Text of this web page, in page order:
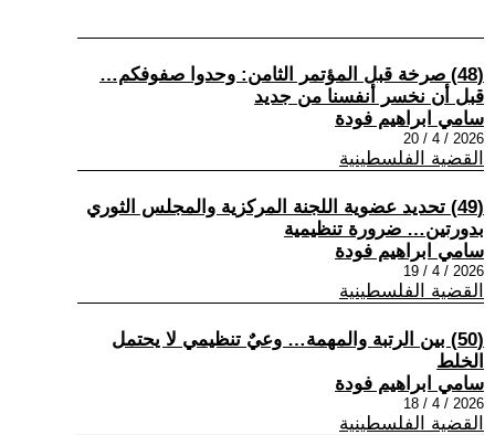
(48) صرخة قبل المؤتمر الثامن: وحدوا صفوفكم…
قبل أن نخسر أنفسنا من جديد
سامي ابراهيم فودة
2026 / 4 / 20
القضية الفلسطينية
(49) تحديد عضوية اللجنة المركزية والمجلس الثوري
بدورتين… ضرورة تنظيمية
سامي ابراهيم فودة
2026 / 4 / 19
القضية الفلسطينية
(50) بين الرتبة والمهمة… وعيٌ تنظيمي لا يحتمل
الخلط
سامي ابراهيم فودة
2026 / 4 / 18
القضية الفلسطينية